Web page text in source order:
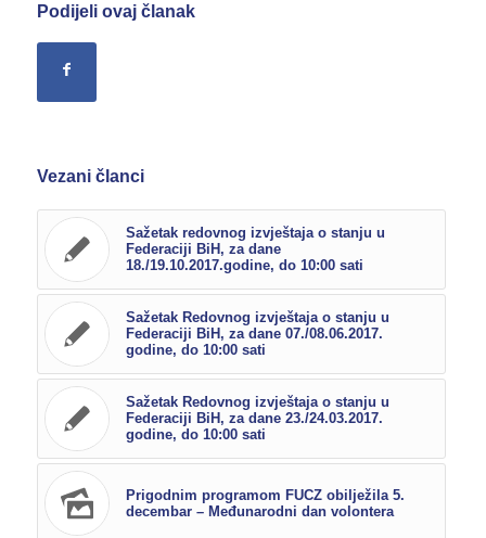
Podijeli ovaj članak
Vezani članci
Sažetak redovnog izvještaja o stanju u
Federaciji BiH, za dane
18./19.10.2017.godine, do 10:00 sati
Sažetak Redovnog izvještaja o stanju u
Federaciji BiH, za dane 07./08.06.2017.
godine, do 10:00 sati
Sažetak Redovnog izvještaja o stanju u
Federaciji BiH, za dane 23./24.03.2017.
godine, do 10:00 sati
Prigodnim programom FUCZ obilježila 5.
decembar – Međunarodni dan volontera